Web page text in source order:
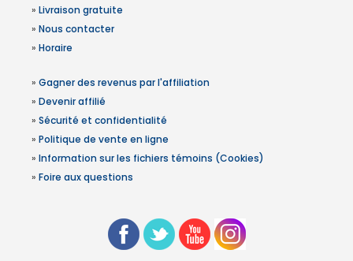
» Livraison gratuite
» Nous contacter
» Horaire
» Gagner des revenus par l'affiliation
» Devenir affilié
» Sécurité et confidentialité
» Politique de vente en ligne
» Information sur les fichiers témoins (Cookies)
» Foire aux questions